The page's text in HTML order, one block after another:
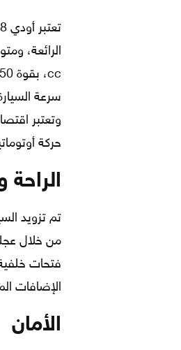
حركة
الراحة
تم تزويد
من خلال
الإضافات
الأمان